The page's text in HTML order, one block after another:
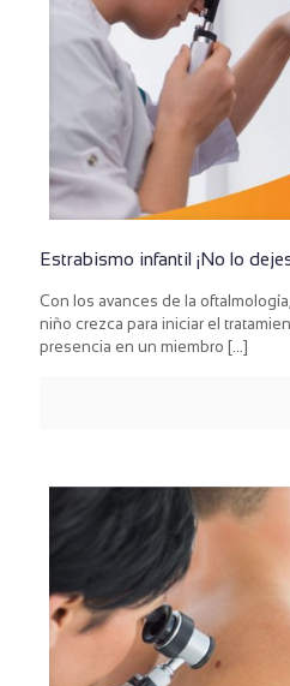
Estrabismo infantil ¡No lo
Con los avances de la
niño crezca para iniciar el
presencia en un miembro […]